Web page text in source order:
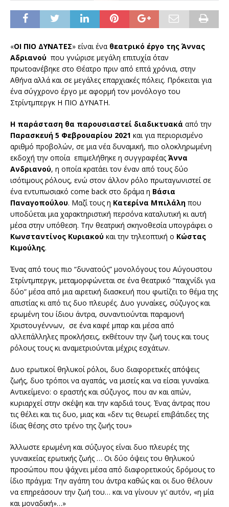
«ΟΙ ΠΙΟ ΔΥΝΑΤΕΣ» είναι ένα θεατρικό έργο της Άννας
Αδριανού που γνώρισε μεγάλη επιτυχία όταν
πρωτοανέβηκε στο Θέατρο πριν από επτά χρόνια, στην
Αθήνα αλλά και σε μεγάλες επαρχιακές πόλεις. Πρόκειται για
ένα σύγχρονο έργο με αφορμή τον μονόλογο του
Στρίντμπεργκ Η ΠΙΟ ΔΥΝΑΤΗ.
Η παράσταση θα παρουσιαστεί διαδικτυακά από την
Παρασκευή 5 Φεβρουαρίου 2021 και για περιορισμένο
αριθμό προβολών, σε μια νέα δυναμική, πιο ολοκληρωμένη
εκδοχή την οποία επιμελήθηκε η συγγραφέας Άννα
Ανδριανού, η οποία κρατάει τον έναν από τους δύο
ισότιμους ρόλους, ενώ στον άλλον ρόλο πρωταγωνιστεί σε
ένα εντυπωσιακό come back στο δράμα η Βάσια
Παναγοπούλου. Μαζί τους η Κατερίνα Μπιλάλη που
υποδύεται μια χαρακτηριστική περσόνα καταλυτική κι αυτή
μέσα στην υπόθεση. Την θεατρική σκηνοθεσία υπογράφει ο
Κωνσταντίνος Κυριακού και την τηλεοπτική ο Κώστας
Κιμούλης.
Ένας από τους πιο “δυνατούς” μονολόγους του Αύγουστου
Στρίντμπεργκ, μεταμορφώνεται σε ένα θεατρικό “παιχνίδι για
δύο” μέσα από μια αιρετική διασκευή που φωτίζει το θέμα της
απιστίας κι από τις δυο πλευρές. Δυο γυναίκες, σύζυγος και
ερωμένη του ίδιου άντρα, συναντιούνται παραμονή
Χριστουγέννων, σε ένα καφέ μπαρ και μέσα από
αλλεπάλληλες προκλήσεις, εκθέτουν την ζωή τους και τους
ρόλους τους κι αναμετριούνται μέχρις εσχάτων.
Δυο ερωτικοί θηλυκοί ρόλοι, δυο διαφορετικές απόψεις
ζωής, δυο τρόποι να αγαπάς, να μισείς και να είσαι γυναίκα.
Αντικείμενο: ο εραστής και σύζυγος, που αν και απών,
κυριαρχεί στην σκέψη και την καρδιά τους. Ένας άντρας που
τις θέλει και τις δυο, μιας και «δεν τις θεωρεί επιβάτιδες της
ίδιας θέσης στο τρένο της ζωής του»
Άλλωστε ερωμένη και σύζυγος είναι δυο πλευρές της
γυναικείας ερωτικής ζωής … Οι δύο όψεις του θηλυκού
προσώπου που ψάχνει μέσα από διαφορετικούς δρόμους το
ίδιο πράγμα: Την αγάπη του άντρα καθώς και οι δυο θέλουν
να επηρεάσουν την ζωή του… και να γίνουν γι’ αυτόν, «η μία
και μοναδική»…»